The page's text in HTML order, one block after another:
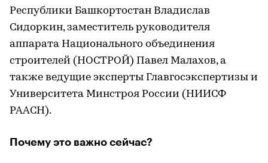
Республики Башкортостан Владислав
Сидоркин, заместитель руководителя
аппарата Национального объединения
строителей (НОСТРОЙ) Павел Малахов, а
также ведущие эксперты Главгосэкспертизы и
Университета Минстроя России (НИИСФ
РААСН).
Почему это важно сейчас?